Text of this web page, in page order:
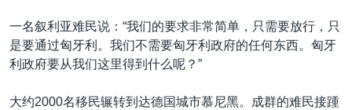
一名叙利亚难民说：“我们的要求非常简单，只需要放行，只
是要通过匈牙利。我们不需要匈牙利政府的任何东西。匈牙
利政府要从我们这里得到什么呢？”
大约2000名移民辗转到达德国城市慕尼黑。成群的难民接踵